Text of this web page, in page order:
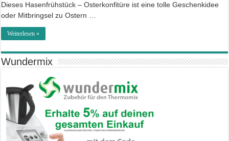
Dieses Hasenfrühstück – Osterkonfitüre ist eine tolle Geschenkidee
oder Mitbringsel zu Ostern …
Weiterlesen »
Wundermix